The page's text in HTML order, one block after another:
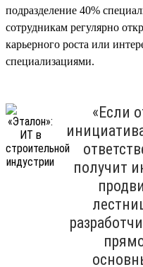
подразделение 40%
сотрудникам регулярно
карьерного роста или
специализациями.
«Если
получит